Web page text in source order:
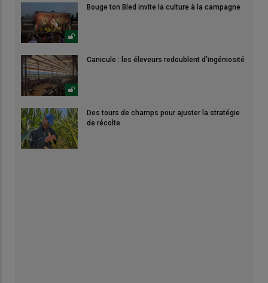
Bouge ton Bled invite la culture à la campagne
Canicule : les éleveurs redoublent d'ingéniosité
Des tours de champs pour ajuster la stratégie
de récolte